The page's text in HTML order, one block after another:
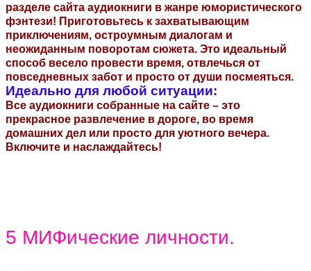
разделе сайта аудиокниги в жанре юмористического
фэнтези! Приготовьтесь к захватывающим
приключениям, остроумным диалогам и
неожиданным поворотам сюжета. Это идеальный
способ весело провести время, отвлечься от
повседневных забот и просто от души посмеяться.
Идеально для любой ситуации:
Все аудиокниги собранные на сайте – это
прекрасное развлечение в дороге, во время
домашних дел или просто для уютного вечера.
Включите и наслаждайтесь!
5 МИФические личности.